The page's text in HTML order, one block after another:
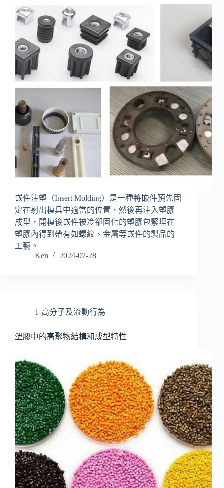
嵌件注塑（Insert Molding）是一種將嵌件預先固
定在射出模具中適當的位置，然後再注入塑膠
成型，開模後嵌件被冷卻固化的塑膠包緊埋在
塑膠內得到帶有如螺紋、金屬等嵌件的製品的
工藝。
Ken
2024-07-28
1-高分子及流動行為
塑膠中的高聚物結構和成型特性